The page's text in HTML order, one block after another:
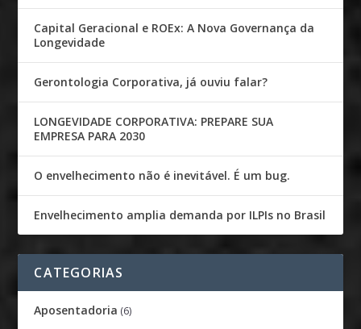
Capital Geracional e ROEx: A Nova Governança da
Longevidade
Gerontologia Corporativa, já ouviu falar?
LONGEVIDADE CORPORATIVA: PREPARE SUA
EMPRESA PARA 2030
O envelhecimento não é inevitável. É um bug.
Envelhecimento amplia demanda por ILPIs no Brasil
CATEGORIAS
Aposentadoria (6)